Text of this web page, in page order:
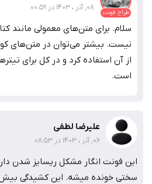
طراح فونت 08, آذر ، 1403 در 00:59
سلام. برای متن‌های معمولی مانند
نیست. بیشتر می‌توان در متن‌های
از آن استفاده کرد و در کل برای
است.
علیرضا لطفی
06, آذر ، 1403 در 08:53
این فونت انگار مشکل ریسایز شدن
سختی خونده میشه. این کشیدگی بیش